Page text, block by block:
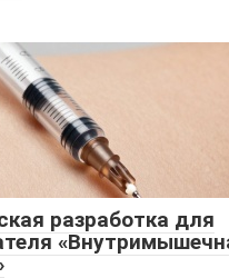
разработка для